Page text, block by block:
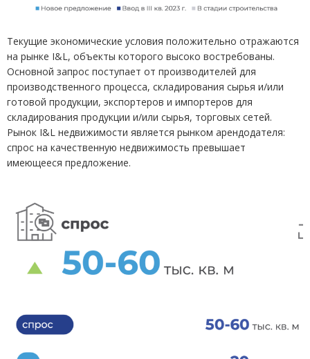
Текущие экономические условия положительно отражаются
на рынке I&L, объекты которого высоко востребованы.
Основной запрос поступает от производителей для
производственного процесса, складирования сырья и/или
готовой продукции, экспортеров и импортеров для
складирования продукции и/или сырья, торговых сетей.
Рынок I&L недвижимости является рынком арендодателя:
спрос на качественную недвижимость превышает
имеющееся предложение.